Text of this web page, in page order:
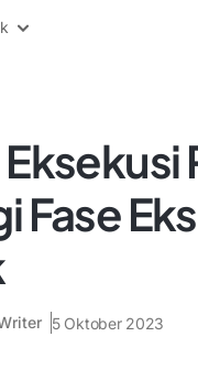
Fase
5 Oktober 2023